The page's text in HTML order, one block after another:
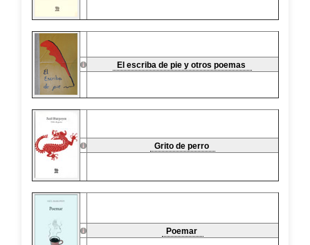
El escriba de pie y otros poemas
Grito de perro
Poemar